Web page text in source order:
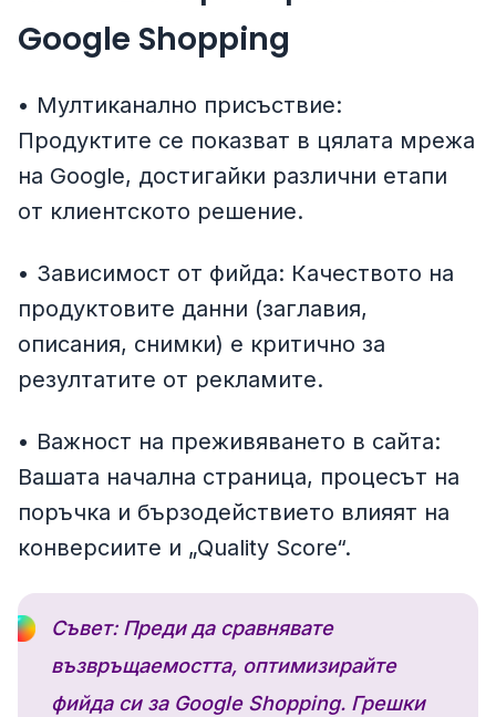
Google Shopping
• Мултиканално присъствие:
Продуктите се показват в цялата мрежа
на Google, достигайки различни етапи
от клиентското решение.
• Зависимост от фийда: Качеството на
продуктовите данни (заглавия,
описания, снимки) е критично за
резултатите от рекламите.
• Важност на преживяването в сайта:
Вашата начална страница, процесът на
поръчка и бързодействието влияят на
конверсиите и „Quality Score“.
Съвет: Преди да сравнявате
възвръщаемостта, оптимизирайте
фийда си за Google Shopping. Грешки